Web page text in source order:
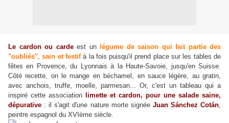
Le cardon ou cardeest un
légume de saison qui fait partie des
"oubliés", sain et festifà la fois puisqu'il prend place sur les tables de
fêtes en Provence, du Lyonnais à la Haute-Savoie, jusqu'en Suisse.
Côté recette, on le mange en béchamel, en sauce légère, au gratin,
avec anchois, truffe, moelle, parmesan... Or, c'est un tableau qui a
inspiré cette association
limette et cardon, pour une salade saine,
dépurative : il s'agit d'une nature morte signée Juan Sánchez Cotán,
peintre espagnol du XVIème siècle.